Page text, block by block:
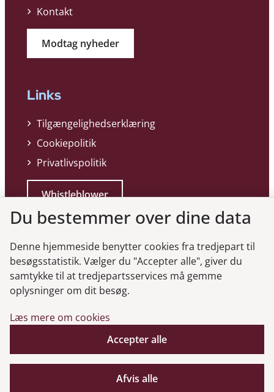
Kontakt
Modtag nyheder
Links
Tilgængelighedserklæring
Cookiepolitik
Privatlivspolitik
Whistleblower
Genveje
Gå til virksomhedsregisteret
Gå til selskabsmeddelelser
Du bestemmer over dine data
Denne hjemmeside benytter cookies fra tredjepart til
besøgsstatistik. Vælger du "Accepter alle", giver du
samtykke til at tredjepartsservices må gemme
oplysninger om dit besøg.
Læs mere om cookies
Accepter alle
Afvis alle